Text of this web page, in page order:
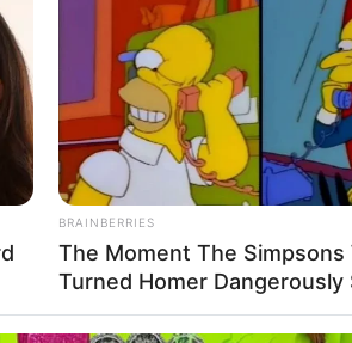
FUTBOLL BOTA
VIDEO/
skuadrës,
në pesë
March 1, 2026
BALLINA
FUTBOLL BOTA
“Djalli”
fundit,
kundër
March 1, 2026
BRAINBERRIES
The Moment The Simpsons
Turned Homer Dangerously